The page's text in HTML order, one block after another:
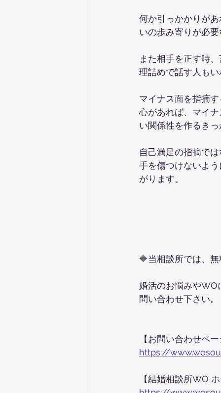
何か引っかかりが
いの歩み寄りが必
また相手を正す時
理詰めで話す人も
マイナス面を指摘
心があれば、マイ
い関係性を作るき
自己満足の指摘で
手を傷つけないよ
がります。
🔷当相談所では、
婚活のお悩みやWO
問い合わせ下さい。
【お問い合わせペ
https://
【結婚相談所WO